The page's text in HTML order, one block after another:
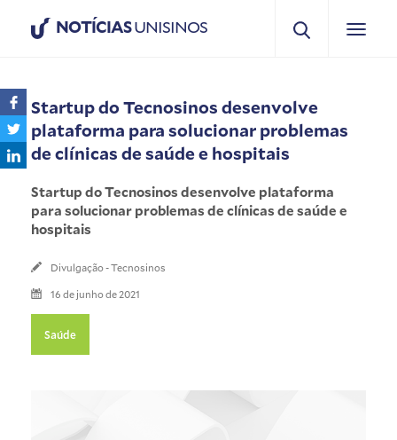
NOTÍCIASUNISINOS
Startup do Tecnosinos desenvolve
plataforma para solucionar problemas
de clínicas de saúde e hospitais
Startup do Tecnosinos desenvolve plataforma
para solucionar problemas de clínicas de saúde e
hospitais
Divulgação - Tecnosinos
16 de junho de 2021
Saúde